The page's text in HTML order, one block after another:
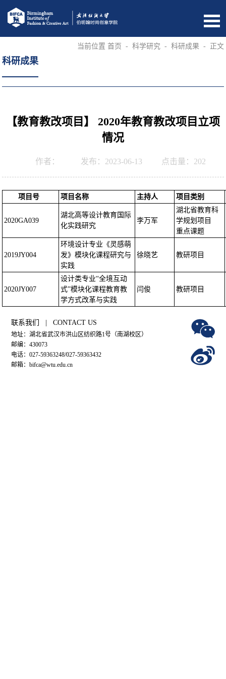
科研成果
当前位置 首页 - 科学研究 - 科研成果 - 正文
【教育教改项目】 2020年教育教改项目立项
情况
作者： 发布：2023-06-13 点击量： 202
项目号 项目名称 主持人 项目类别
2020GA039
湖北高等设计教育国际
化实践研究
李万军
湖北省教育科
学规划项目
重点课题
2019JY004
环境设计专业《灵感萌
发》模块化课程研究与
实践
徐晓艺 教研项目
2020JY007
设计类专业“全境互动
式”模块化课程教育教
学方式改革与实践
闫俊 教研项目
联系我们 | CONTACT US
地址：湖北省武汉市洪山区纺织路1号（南湖校区）
邮编：430073
电话：027-59363248/027-59363432
邮箱：bifca@wtu.edu.cn